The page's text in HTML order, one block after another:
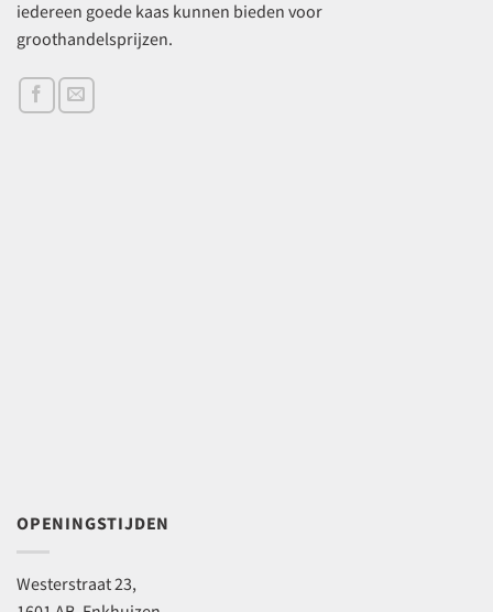
iedereen goede kaas kunnen bieden voor
groothandelsprijzen.
OPENINGSTIJDEN
Westerstraat 23,